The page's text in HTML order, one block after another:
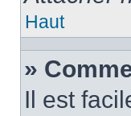
Haut
»
Il est